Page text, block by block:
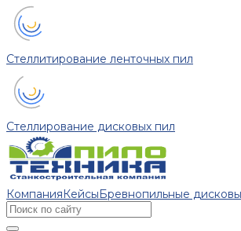
Стеллитирование ленточных пил
Стеллирование дисковых пил
КомпанияКейсыБревнопильные